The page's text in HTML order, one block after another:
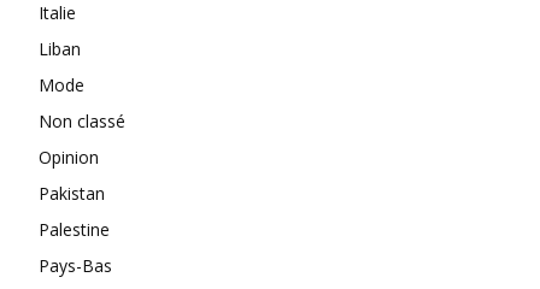
Italie
Liban
Mode
Non classé
Opinion
Pakistan
Palestine
Pays-Bas